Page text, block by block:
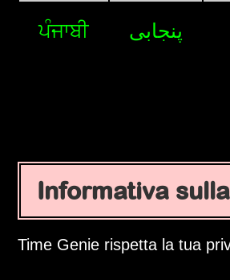
ਪੰਜਾਬੀ پنجابی
Informativa
Time Genie rispetta la tua